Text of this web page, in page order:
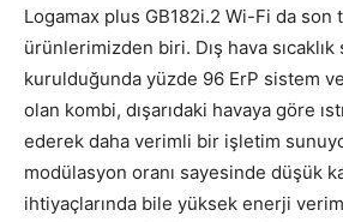
Logamax plus GB182i.2 Wi-Fi da son
ürünlerimizden biri. Dış hava
kurulduğunda yüzde 96 ErP sistem
olan kombi, dışarıdaki havaya göre
ederek daha verimli bir işletim
modülasyon oranı sayesinde düşük
ihtiyaçlarında bile yüksek enerji